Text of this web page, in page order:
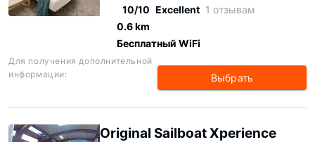
10/10 Excellent 1 отзывам
0.6 km
Бесплатный WiFi
Для получения дополнительной
информации:
Выбрать
Original Sailboat Xperience